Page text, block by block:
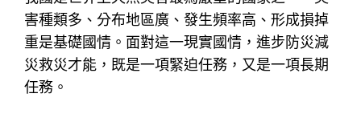
害種類多、分布地區廣、發生頻率高、形成損掉
重是基礎國情。面對這一現實國情，進步防災減
災救災才能，既是一項緊迫任務，又是一項長期
任務。